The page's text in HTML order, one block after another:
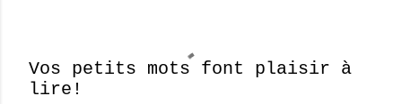
E
Vos petits mots font plaisir à
lire!